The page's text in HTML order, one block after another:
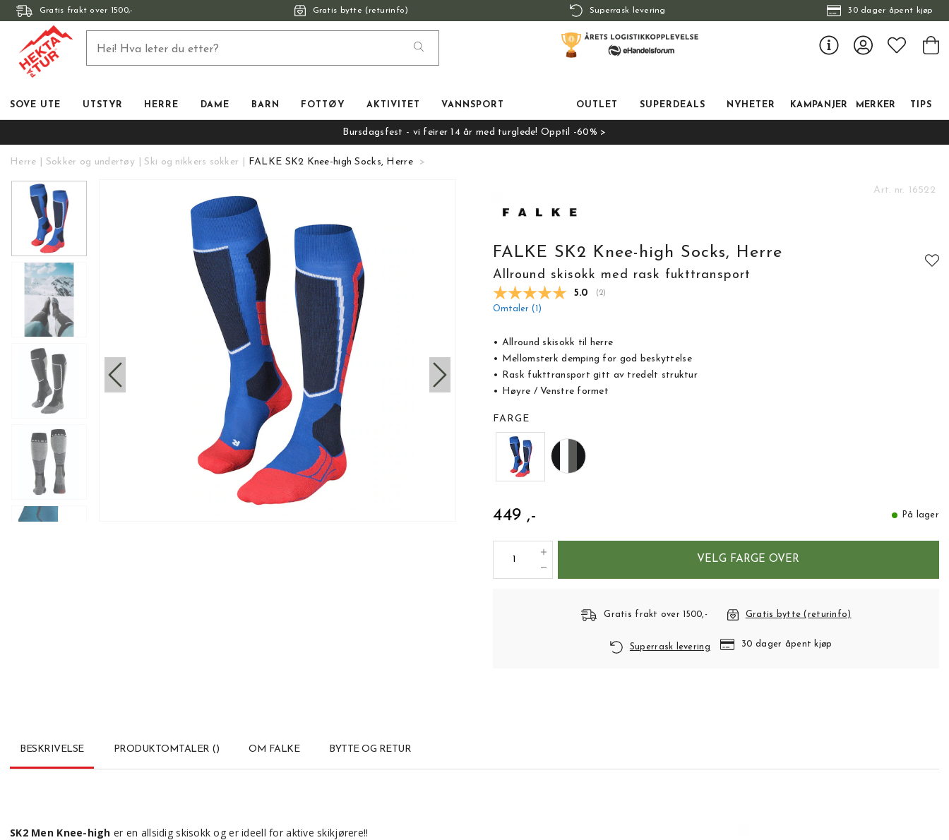
Gratis frakt over 1500,- Gratis bytte (returinfo) Superrask levering 30 dager åpent kjøp
SOVE UTE UTSTYR HERRE DAME BARN FOTTØY AKTIVITET VANNSPORT OUTLET SUPERDEALS NYHETER KAMPANJER MERKER TIPS
Bursdagsfest - vi feirer 14 år med turglede! Opptil -60% >
Herre Sokker og undertøy Ski og nikkers sokker FALKE SK2 Knee-high Socks, Herre
Art. nr. 16522
FALKE SK2 Knee-high Socks, Herre
Allround skisokk med rask fukttransport
Gjennomsnittskarakter:
5.0 (stemmer:
2)
Omtaler ( )
• Allround skisokk til herre
• Mellomsterk demping for god beskyttelse
• Rask fukttransport gitt av tredelt struktur
• Høyre / Venstre formet
FARGE
449 ,- På lager
VELG FARGE OVER
Gratis frakt over 1500,- Gratis bytte (returinfo)
Superrask levering 30 dager åpent kjøp
BESKRIVELSE PRODUKTOMTALER () OM FALKE BYTTE OG RETUR
SK2 Men Knee-high er en allsidig skisokk og er ideell for aktive skikjørere!!